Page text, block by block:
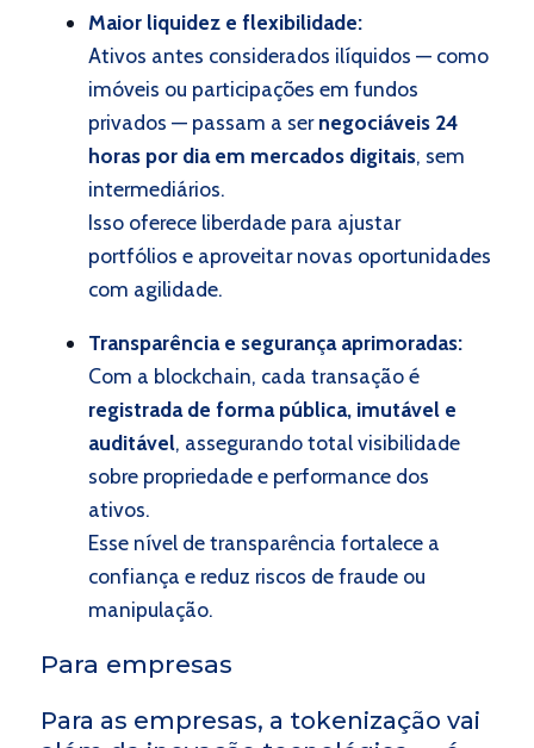
Maior liquidez e flexibilidade:
Ativos antes considerados ilíquidos — como
imóveis ou participações em fundos
privados — passam a sernegociáveis 24
horas por dia em mercados digitais, sem
intermediários.
Isso oferece liberdade para ajustar
portfólios e aproveitar novas oportunidades
com agilidade.
Transparência e segurança aprimoradas:
Com a blockchain, cada transação é
registrada de forma pública, imutável e
auditável, assegurando total visibilidade
sobre propriedade e performance dos
ativos.
Esse nível de transparência fortalece a
confiança e reduz riscos de fraude ou
manipulação.
Para empresas
Para as empresas, a tokenização vai